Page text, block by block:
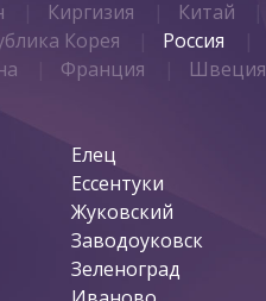
Киргизия Китай
Корея Россия
Франция Швеция
Елец
Ессентуки
Жуковский
Заводоуковск
Зеленоград